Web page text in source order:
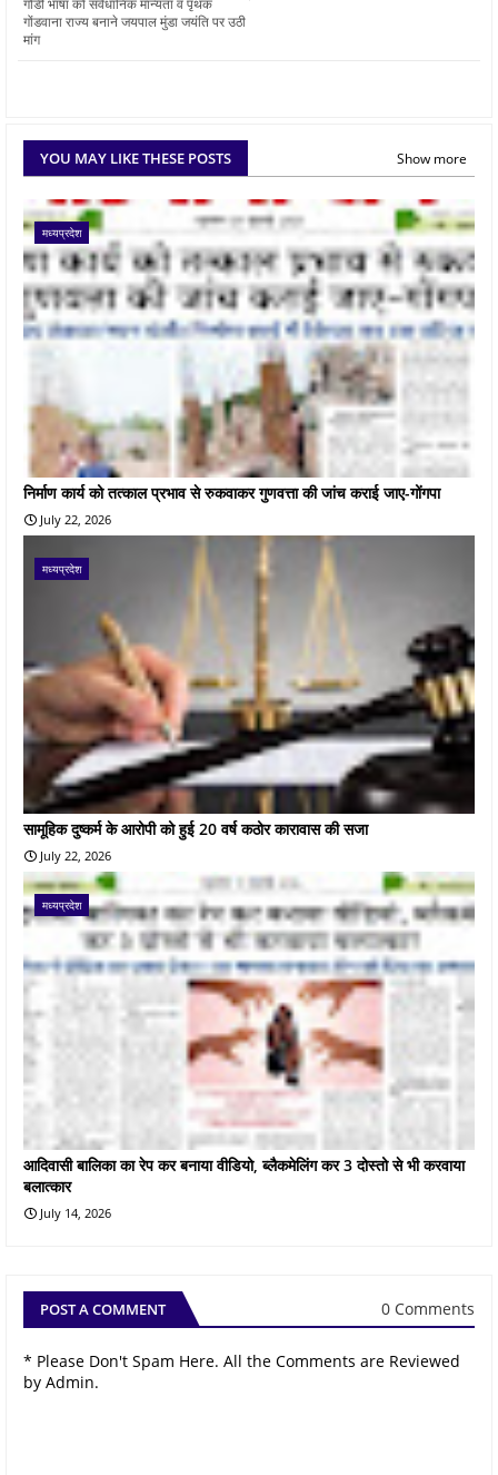
गोंडवाना राज्य बनाने जयपाल मुंडा जयंति पर उठी
मांग
YOU MAY LIKE THESE POSTS Show more
मध्यप्रदेश
निर्माण कार्य को तत्काल प्रभाव से रुकवाकर गुणवत्ता की जांच कराई जाए-गोंगपा
July 22, 2026
मध्यप्रदेश
सामूहिक दुष्कर्म के आरोपी को हुई 20 वर्ष कठोर कारावास की सजा
July 22, 2026
मध्यप्रदेश
आदिवासी बालिका का रेप कर बनाया वीडियो, ब्लैकमेलिंग कर 3 दोस्तो से भी करवाया
बलात्कार
July 14, 2026
POST A COMMENT 0 Comments
* Please Don't Spam Here. All the Comments are Reviewed
by Admin.